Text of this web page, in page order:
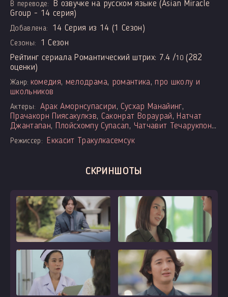
В переводе:
В озвучке на русском языке (Asian Miracle
Group - 14 серия)
Добавлена: 14 Серия из 14 (1 Сезон)
Сезоны:
1 Сезон
Рейтинг сериала Романтический штрих: 7.4 /10 (282
оценки)
Жанр: комедия, мелодрама, романтика,про школу и
школьников
Актеры: Арак Аморнсупасири,Сусхар Манайинг,
Прачакорн Пиясакулкэв, Саконрат Вораурай, Натчат
Джантапан, Плойсхомпу Супасап, Чатчавит Течарукпонг,
Паттадон Джаннгеон
Tantasathien
Режиссер: Еккасит Тракулкасемсук
СКРИНШОТЫ